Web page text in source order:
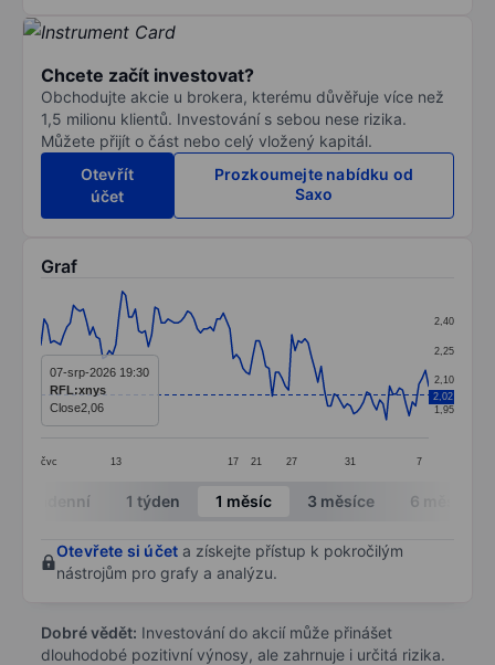
Chcete začít investovat?
Obchodujte akcie u brokera, kterému důvěřuje více než
1,5 milionu klientů. Investování s sebou nese rizika.
Můžete přijít o část nebo celý vložený kapitál.
Otevřít
účet
Prozkoumejte nabídku od
Saxo
Graf
Line chart with 120 data points.
The chart has 1 X axis displaying categories.
The chart has 1 Y axis displaying values. Data
čvc 13 17 21 27 31 7
1,95
2,10
2,25
2,40
2,02
07-srp-2026 19:30
RFL:xnys
Close2,06
End of interactive chart.
Intradenní 1 týden 1 měsíc 3 měsíce 6 měsíců
Otevřete si účet a získejte přístup k pokročilým
nástrojům pro grafy a analýzu.
Dobré vědět: Investování do akcií může přinášet
dlouhodobé pozitivní výnosy, ale zahrnuje i určitá rizika.